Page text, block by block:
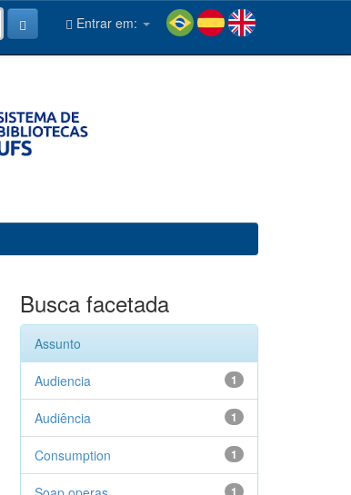
Entrar em:
Busca facetada
Assunto
1
Audiencia
1
Audiência
1
Consumption
1